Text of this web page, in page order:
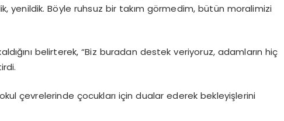
yenildik. Böyle ruhsuz bir takım görmedim, bütün moralimizi
belirterek, “Biz buradan destek veriyoruz, adamların hiç
çevrelerinde çocukları için dualar ederek bekleyişlerini